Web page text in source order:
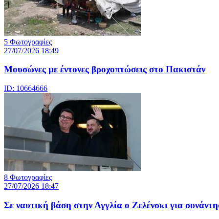
5 Φωτογραφίες
27/07/2026 18:49
Μουσώνες με έντονες βροχοπτώσεις στο Πακιστάν
ID: 10664666
8 Φωτογραφίες
27/07/2026 18:47
Σε ναυτική βάση στην Αγγλία ο Ζελένσκι για